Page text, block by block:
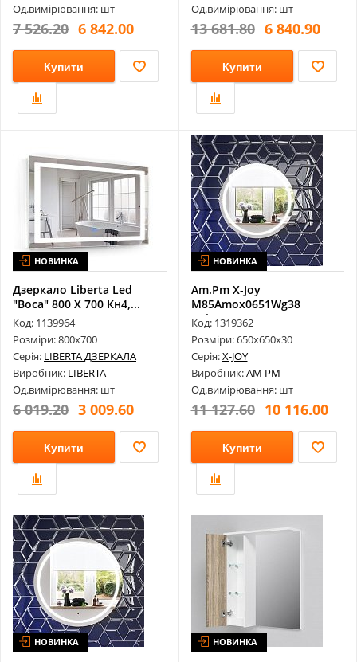
Од.вимірювання: шт
7 526.20 6 842.00
Купити
Од.вимірювання: шт
13 681.80 6 840.90
Купити
НОВИНКА
Дзеркало Liberta Led
"Boca" 800 X 700 Кн4,...
Код: 1139964
Розміри: 800х700
Серія: LIBERTA ДЗЕРКАЛА
Виробник: LIBERTA
Од.вимірювання: шт
6 019.20 3 009.60
Купити
НОВИНКА
Am.Pm X-Joy
M85Amox0651Wg38
Універсальне Дзеркало З
...
Код: 1319362
Розміри: 650х650х30
Серія:X-JOY
Виробник:AM PM
Од.вимірювання: шт
11 127.60 10 116.00
Купити
НОВИНКА НОВИНКА